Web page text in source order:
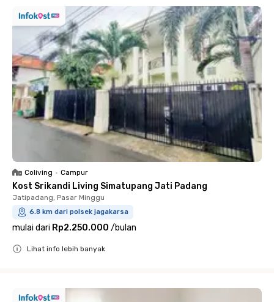
Coliving • Campur
Kost Srikandi Living Simatupang Jati Padang
Jatipadang, Pasar Minggu
6.8 km dari polsek jagakarsa
mulai dari Rp2.250.000 /bulan
Lihat info lebih banyak